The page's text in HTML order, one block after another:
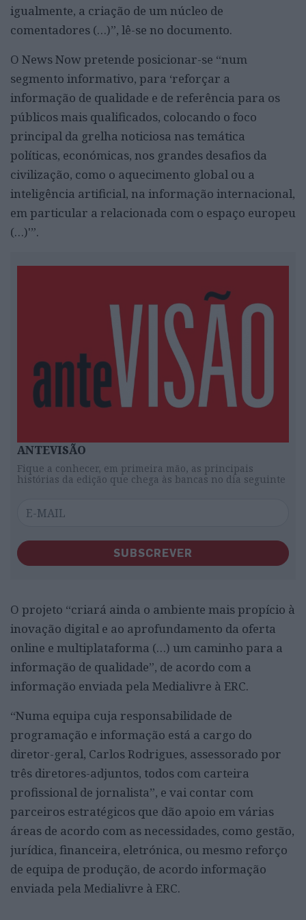
igualmente, a criação de um núcleo de
comentadores (…)”, lê-se no documento.
O News Now pretende posicionar-se “num
segmento informativo, para ‘reforçar a
informação de qualidade e de referência para os
públicos mais qualificados, colocando o foco
principal da grelha noticiosa nas temática
políticas, económicas, nos grandes desafios da
civilização, como o aquecimento global ou a
inteligência artificial, na informação internacional,
em particular a relacionada com o espaço europeu
(…)'”.
ANTEVISÃO
Fique a conhecer, em primeira mão, as principais
histórias da edição que chega às bancas no dia seguinte
SUBSCREVER
O projeto “criará ainda o ambiente mais propício à
inovação digital e ao aprofundamento da oferta
online e multiplataforma (…) um caminho para a
informação de qualidade”, de acordo com a
informação enviada pela Medialivre à ERC.
“Numa equipa cuja responsabilidade de
programação e informação está a cargo do
diretor-geral, Carlos Rodrigues, assessorado por
três diretores-adjuntos, todos com carteira
profissional de jornalista”, e vai contar com
parceiros estratégicos que dão apoio em várias
áreas de acordo com as necessidades, como gestão,
jurídica, financeira, eletrónica, ou mesmo reforço
de equipa de produção, de acordo informação
enviada pela Medialivre à ERC.